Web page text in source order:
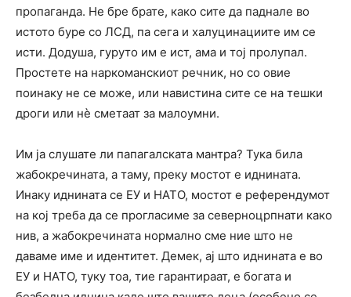
пропаганда. Не бре брате, како сите да паднале во
истото буре со ЛСД, па сега и халуцинациите им се
исти. Додуша, гуруто им е ист, ама и тој пролупал.
Простете на наркоманскиот речник, но со овие
поинаку не се може, или навистина сите се на тешки
дроги или нѐ сметаат за малоумни.
Им ја слушате ли папагалската мантра? Тука била
жабокречината, а таму, преку мостот е иднината.
Инаку иднината се ЕУ и НАТО, мостот е референдумот
на кој треба да се прогласиме за северноцрпнати како
нив, а жабокречината нормално сме ние што не
даваме име и идентитет. Демек, ај што иднината е во
ЕУ и НАТО, туку тоа, тие гарантираат, е богата и